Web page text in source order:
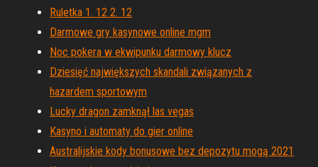
Ruletka 1. 12 2. 12
Darmowe gry kasynowe online mgm
Noc pokera w ekwipunku darmowy klucz
Dziesięć największych skandali związanych z
hazardem sportowym
Lucky dragon zamknął las vegas
Kasyno i automaty do gier online
Australijskie kody bonusowe bez depozytu mogą 2021